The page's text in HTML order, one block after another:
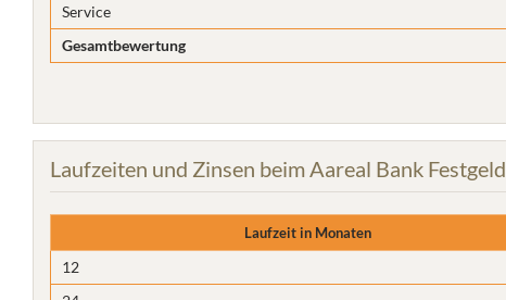
Service
Gesamtbewertung
Laufzeiten und Zinsen beim Aareal Bank Festgeld
Laufzeit in Monaten
12